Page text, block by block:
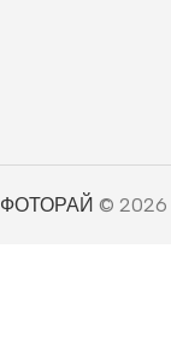
ФОТОРАЙ © 2026